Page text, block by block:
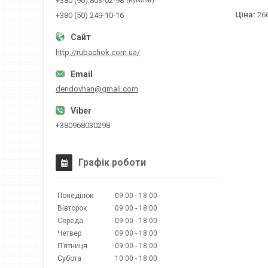
Ціна:
+380 (50) 249-10-16
http://rubachok.com.ua/
dendovhan@gmail.com
+380968030298
Графік роботи
Понеділок 09:00
18:00
Вівторок
09:00
18:00
Середа
09:00
18:00
Четвер
09:00
18:00
Пʼятниця
09:00
18:00
Субота
10:00
18:00